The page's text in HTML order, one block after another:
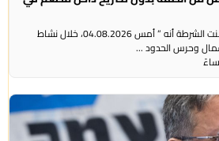
راديو الناس – بث مباشر أعلنت الشرطة أنه ” أمس 04.08.2026، خلال نشاط
وحرس الحدود ...